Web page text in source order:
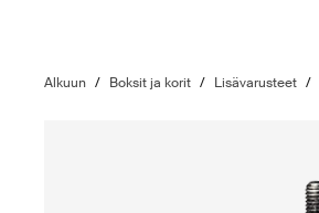
Alkuun / Boksit ja korit / Lisävarusteet /